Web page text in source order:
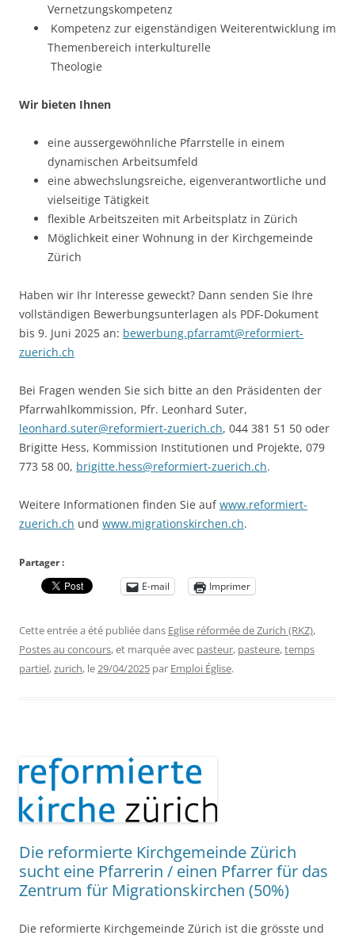
Vernetzungskompetenz
Kompetenz zur eigenständigen Weiterentwicklung im
Themenbereich interkulturelle
Theologie
Wir bieten Ihnen
eine aussergewöhnliche Pfarrstelle in einem
dynamischen Arbeitsumfeld
eine abwechslungsreiche, eigenverantwortliche und
vielseitige Tätigkeit
flexible Arbeitszeiten mit Arbeitsplatz in Zürich
Möglichkeit einer Wohnung in der Kirchgemeinde
Zürich
Haben wir Ihr Interesse geweckt? Dann senden Sie Ihre
vollständigen Bewerbungsunterlagen als PDF-Dokument
bis 9. Juni 2025 an: bewerbung.pfarramt@reformiert-
zuerich.ch
Bei Fragen wenden Sie sich bitte an den Präsidenten der
Pfarrwahlkommission, Pfr. Leonhard Suter,
leonhard.suter@reformiert-zuerich.ch, 044 381 51 50 oder
Brigitte Hess, Kommission Institutionen und Projekte, 079
773 58 00, brigitte.hess@reformiert-zuerich.ch.
Weitere Informationen finden Sie aufwww.reformiert-
zuerich.ch und www.migrationskirchen.ch.
Partager :
E-mail
Imprimer
Cette entrée a été publiée dans Eglise réformée de Zurich (RKZ),
Postes au concours, et marquée avec pasteur, pasteure,temps
partiel,zurich, le29/04/2025 par Emploi Église.
Die reformierte Kirchgemeinde Zürich
sucht eine Pfarrerin / einen Pfarrer für das
Zentrum für Migrationskirchen (50%)
Die reformierte Kirchgemeinde Zürich ist die grösste und